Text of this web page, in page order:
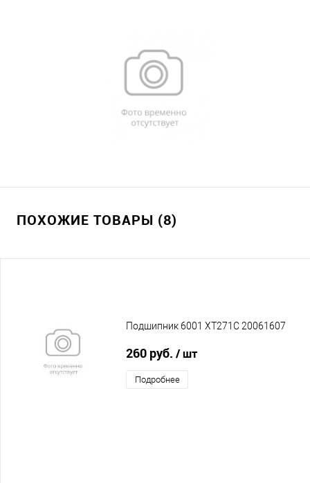
ПОХОЖИЕ ТОВАРЫ (8)
Подшипник 6001 XT271C 20061607
260 руб. / шт
Подробнее